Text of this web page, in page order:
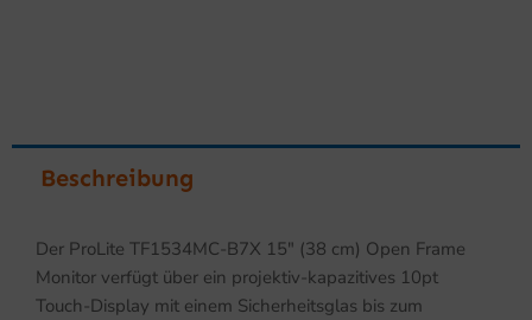
Beschreibung
Der ProLite TF1534MC-B7X 15″ (38 cm) Open Frame
Monitor verfügt über ein projektiv-kapazitives 10pt
Touch-Display mit einem Sicherheitsglas bis zum